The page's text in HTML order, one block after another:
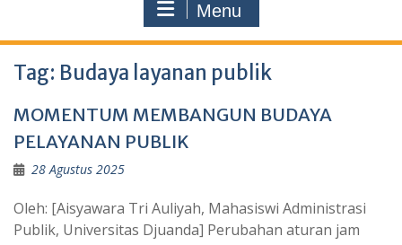
Menu
Tag: Budaya layanan publik
MOMENTUM MEMBANGUN BUDAYA
PELAYANAN PUBLIK
28 Agustus 2025
Oleh: [Aisyawara Tri Auliyah, Mahasiswi Administrasi
Publik, Universitas Djuanda] Perubahan aturan jam